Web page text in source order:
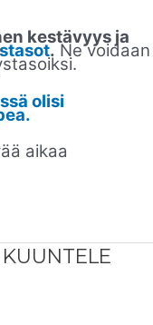
kestävyys ja
. Ne voidaan
olisi
aikaa